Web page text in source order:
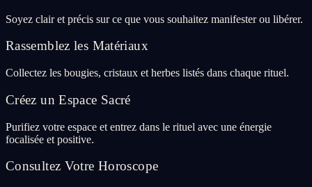
Soyez clair et précis sur ce que vous souhaitez manifester ou libérer.
Rassemblez les Matériaux
Collectez les bougies, cristaux et herbes listés dans chaque rituel.
Créez un Espace Sacré
Purifiez votre espace et entrez dans le rituel avec une énergie
focalisée et positive.
Consultez Votre Horoscope